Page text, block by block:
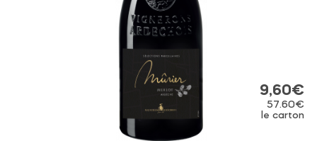
9,60€
57.60€
le carton